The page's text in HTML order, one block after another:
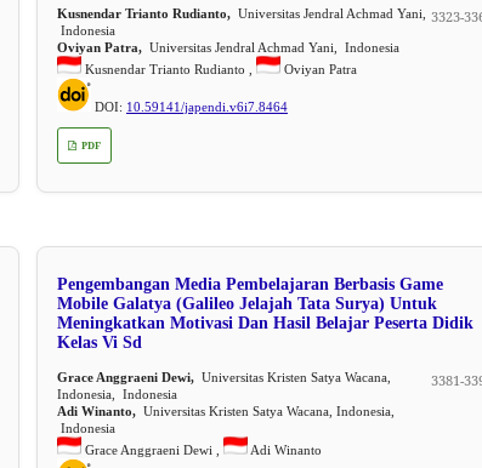
Kusnendar Trianto Rudianto, Universitas Jendral Achmad Yani,
Indonesia
Oviyan Patra, Universitas Jendral Achmad Yani, Indonesia
Kusnendar Trianto Rudianto ,
Oviyan Patra
DOI: 10.59141/japendi.v6i7.8464
3323-
PDF
Pengembangan Media Pembelajaran Berbasis Game
Mobile Galatya (Galileo Jelajah Tata Surya) Untuk
Meningkatkan Motivasi Dan Hasil Belajar Peserta Didik
Kelas Vi Sd
Grace Anggraeni Dewi, Universitas Kristen Satya Wacana,
Indonesia, Indonesia
Adi Winanto, Universitas Kristen Satya Wacana, Indonesia,
Indonesia
Grace Anggraeni Dewi ,
Adi Winanto
3381-